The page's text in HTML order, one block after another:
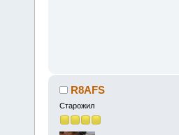
R8AFS
Старожил